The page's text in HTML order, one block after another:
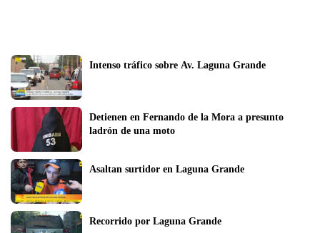
Intenso tráfico sobre Av. Laguna Grande
Detienen en Fernando de la Mora a presunto
ladrón de una moto
Asaltan surtidor en Laguna Grande
Recorrido por Laguna Grande